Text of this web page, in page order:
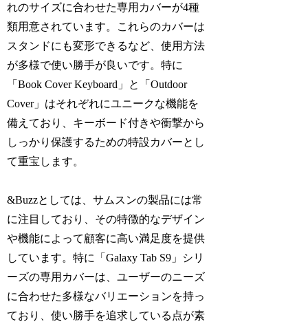
れのサイズに合わせた専用カバーが4種
類用意されています。これらのカバーは
スタンドにも変形できるなど、使用方法
が多様で使い勝手が良いです。特に
「Book Cover Keyboard」と「Outdoor
Cover」はそれぞれにユニークな機能を
備えており、キーボード付きや衝撃から
しっかり保護するための特設カバーとし
て重宝します。
&Buzzとしては、サムスンの製品には常
に注目しており、その特徴的なデザイン
や機能によって顧客に高い満足度を提供
しています。特に「Galaxy Tab S9」シリ
ーズの専用カバーは、ユーザーのニーズ
に合わせた多様なバリエーションを持っ
ており、使い勝手を追求している点が素